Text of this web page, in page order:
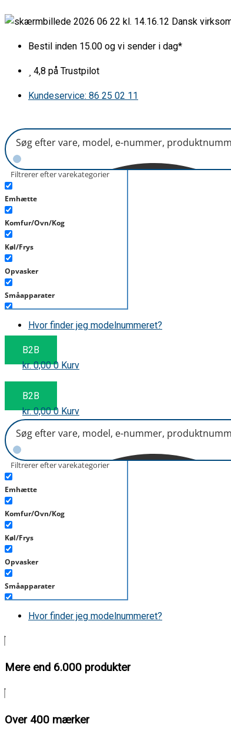
til
Dansk
Bestil inden 15.00 og vi sender i dag*
4,8 på Trustpilot
Kundeservice: 86 25 02 11
Filtrerer efter varekategorier
Emhætte
Komfur/Ovn/Kog
Køl/Frys
Opvasker
Småapparater
Støvsuger
Tilbehør/Plejemidler
Vaskemaskine
Hvor finder jeg modelnummeret?
B2B
kr.0,00 0 Kurv
B2B
kr.0,00 0 Kurv
Filtrerer efter varekategorier
Emhætte
Komfur/Ovn/Kog
Køl/Frys
Opvasker
Småapparater
Støvsuger
Tørretumbler
Hvor finder jeg modelnummeret?
Mere end 6.000 produkter
Over 400 mærker